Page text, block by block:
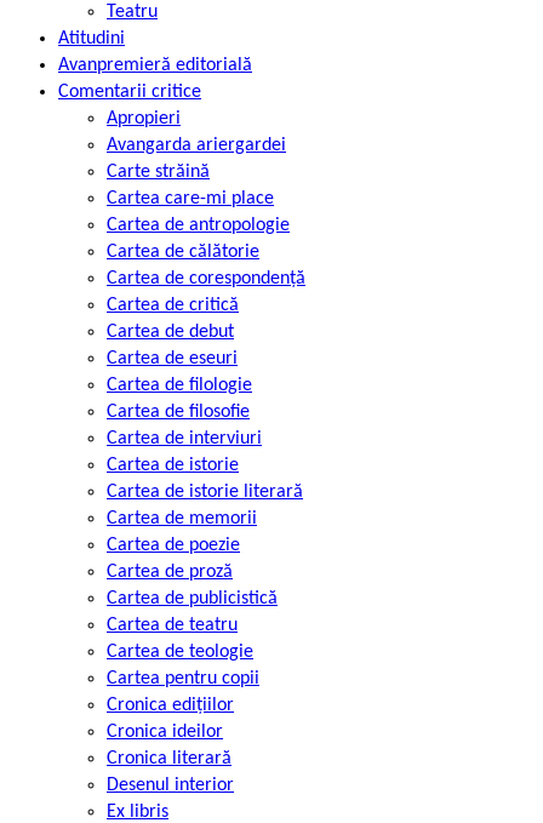
Teatru
Atitudini
Avanpremieră editorială
Comentarii critice
Apropieri
Avangarda ariergardei
Carte străină
Cartea care-mi place
Cartea de antropologie
Cartea de călătorie
Cartea de corespondență
Cartea de critică
Cartea de debut
Cartea de eseuri
Cartea de filologie
Cartea de filosofie
Cartea de interviuri
Cartea de istorie
Cartea de istorie literară
Cartea de memorii
Cartea de poezie
Cartea de proză
Cartea de publicistică
Cartea de teatru
Cartea de teologie
Cartea pentru copii
Cronica edițiilor
Cronica ideilor
Cronica literară
Desenul interior
Ex libris